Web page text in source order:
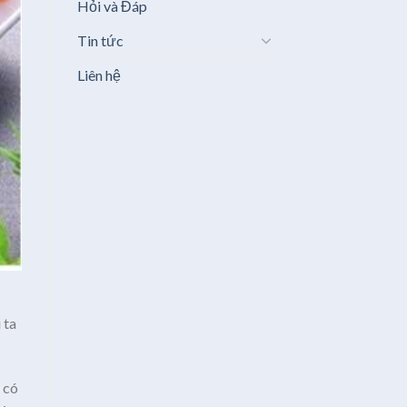
ta
Hỏi và Đáp
Tin tức
Liên hệ